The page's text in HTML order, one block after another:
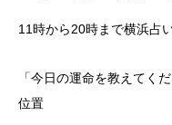
11時から20時まで横浜占
「今日の運命を教えてく
位置